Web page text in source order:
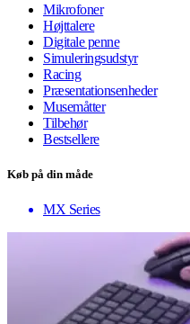
Mikrofoner
Højttalere
Digitale penne
Simuleringsudstyr
Racing
Præsentationsenheder
Musemåtter
Tilbehør
Bestsellere
Køb på din måde
MX Series